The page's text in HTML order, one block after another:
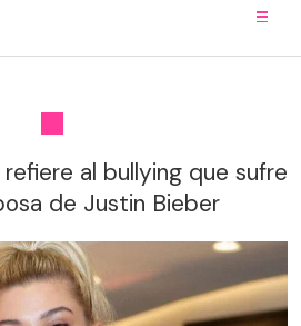
al bullying que sufre
de Justin Bieber